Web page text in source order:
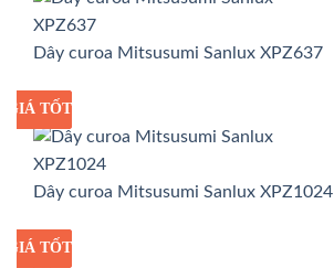
Dây curoa Mitsusumi Sanlux XPZ637
GIÁ SỈ
GIÁ TỐT
Dây curoa Mitsusumi Sanlux XPZ1024
GIÁ SỈ
GIÁ TỐT